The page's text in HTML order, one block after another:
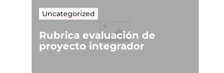
Uncategorized
Rubrica evaluación de
proyecto integrador